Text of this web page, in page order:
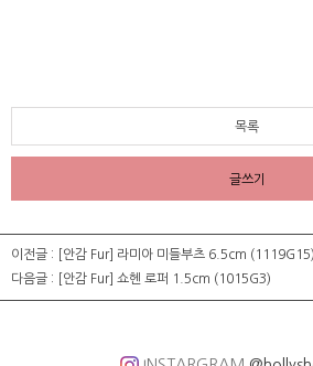
목록
글쓰기
이전글 :
[안감 Fur] 라미아 미들부츠 6.5cm (1119G15)
다음글 :
[안감 Fur] 쇼헨 로퍼 1.5cm (1015G3)